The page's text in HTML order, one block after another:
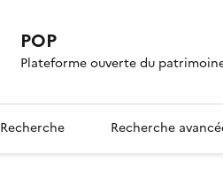
POP
Plateforme ouverte du
Recherche Recherche